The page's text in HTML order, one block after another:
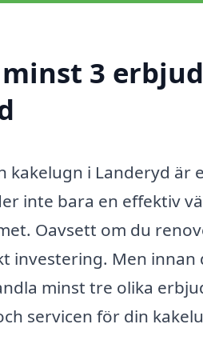
3
kakelugn i Landeryd är
inte bara en effektiv
Oavsett om du
investering. Men
minst tre olika
servicen för din